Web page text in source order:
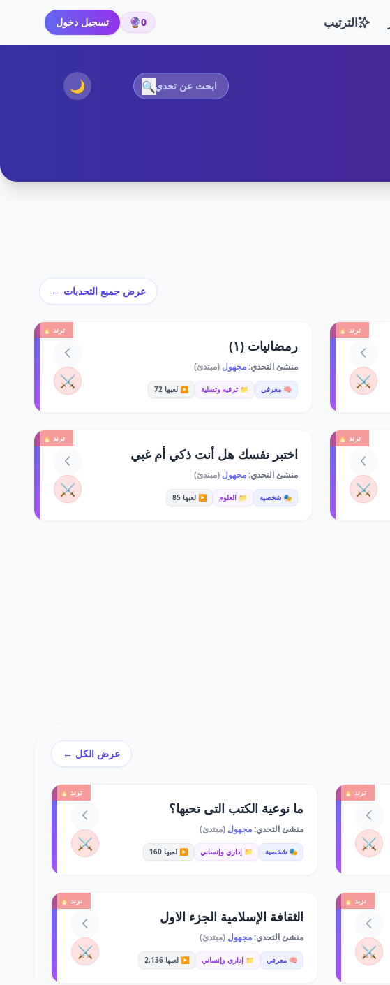
الترتيب 0
🔮 تسجيل دخول
🔍
🌙
عرض جميع التحديات ←
ترند 🔥
⚔️
ترند 🔥
رمضانيات (١)
منشئ التحدي:مجهول (مبتدئ)
🧠 معرفي 📁 ترفيه وتسلية ▶️ لعبها 72 ⚔️
ترند 🔥
⚔️
ترند 🔥
اختبر نفسك هل أنت ذكي أم غبي
منشئ التحدي:مجهول (مبتدئ)
🎭 شخصية 📁 العلوم ▶️ لعبها 85 ⚔️
عرض الكل ←
ترند 🔥
⚔️
ترند 🔥
ما نوعية الكتب التى تحبها؟
منشئ التحدي:مجهول (مبتدئ)
🎭 شخصية 📁 إداري وإنساني ▶️ لعبها 160 ⚔️
ترند 🔥
⚔️
ترند 🔥
الثقافة الإسلامية الجزء الاول
منشئ التحدي:مجهول (مبتدئ)
🧠 معرفي 📁 إداري وإنساني ▶️ لعبها 2,136 ⚔️